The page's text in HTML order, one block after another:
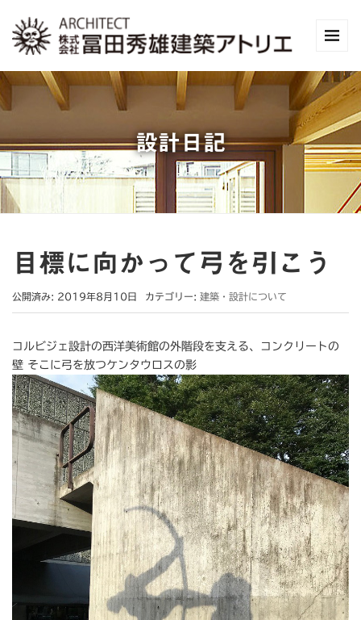
設計日記
目標に向かって弓を引こう
公開済み: 2019年8月10日 カテゴリー: 建築・設計について
コルビジェ設計の西洋美術館の外階段を支える、コンクリートの
壁 そこに弓を放つケンタウロスの影